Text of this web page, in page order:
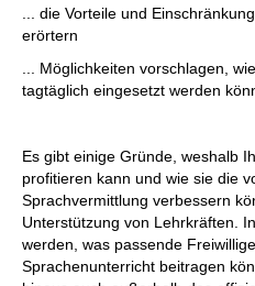
... die Vorteile und
erörtern
... Möglichkeiten vorschlagen,
tagtäglich eingesetzt werden
Es gibt einige Gründe, weshalb
profitieren kann und wie sie die
Sprachvermittlung verbessern
Unterstützung von Lehrkräften.
werden, was passende
Sprachenunterricht beitragen